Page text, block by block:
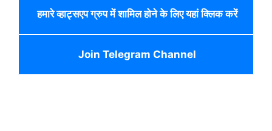
हमारे व्हाट्सएप ग्रुप में शामिल होने के लिए यहां क्लिक करें
Join Telegram Channel